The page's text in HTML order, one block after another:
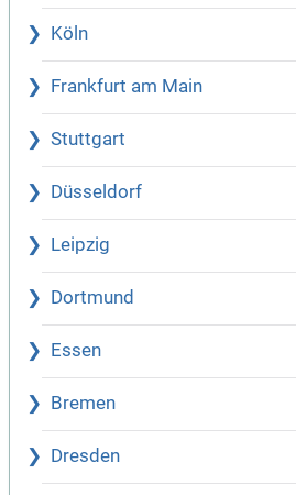
Köln
Frankfurt am Main
Stuttgart
Düsseldorf
Leipzig
Dortmund
Essen
Bremen
Dresden